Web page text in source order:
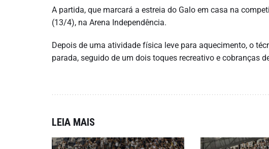
A partida, que marcará a estreia do Galo em casa na
(13/4), na Arena Independência.
Depois de uma atividade física leve para aquecimento, o
parada, seguido de um dois toques recreativo e cobranças
LEIA MAIS